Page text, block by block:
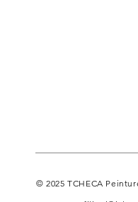
© 2025 TCHECA